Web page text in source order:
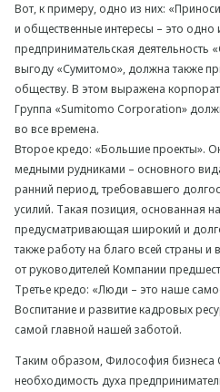
Вот, к примеру, одно из них:
и общественные интересы – это
предпринимательская
выгоду «Сумитомо», должна также
обществу. В этом выражена
Группа «Sumitomo Corporation»
во все времена.
Второе кредо: «Большие проекты».
медными рудниками – основного
ранний период, требовавшего
усилий. Такая позиция, основанная
предусматривающая широкий и
также работу на благо всей страны и
от руководителей Компании
Третье кредо: «Люди – это наше
Воспитание и развитие кадровых
самой главной нашей заботой.
Таким образом, Философия бизнеса
необходимость духа